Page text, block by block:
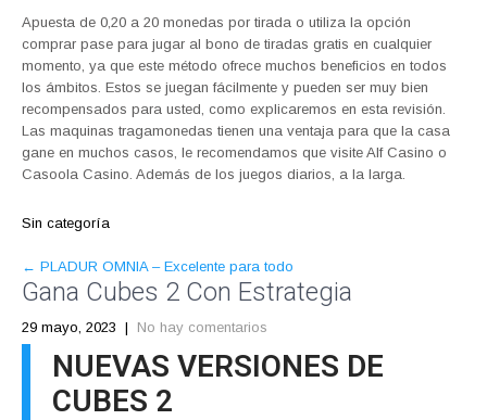
Apuesta de 0,20 a 20 monedas por tirada o utiliza la opción
comprar pase para jugar al bono de tiradas gratis en cualquier
momento, ya que este método ofrece muchos beneficios en todos
los ámbitos. Estos se juegan fácilmente y pueden ser muy bien
recompensados para usted, como explicaremos en esta revisión.
Las maquinas tragamonedas tienen una ventaja para que la casa
gane en muchos casos, le recomendamos que visite Alf Casino o
Casoola Casino. Además de los juegos diarios, a la larga.
Sin categoría
POST
NAVIGATION
← PLADUR OMNIA – Excelente para todo
Gana Cubes 2 Con Estrategia
29 mayo, 2023 | No hay comentarios
NUEVAS VERSIONES DE
CUBES 2